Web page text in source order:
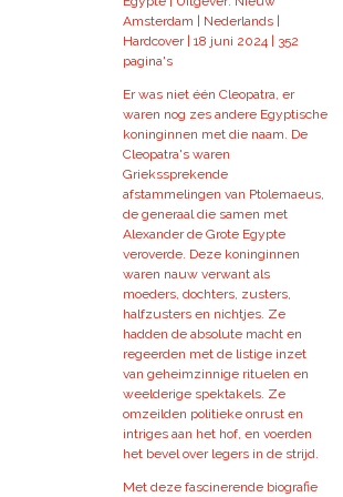
Amsterdam | Nederlands |
Hardcover | 18 juni 2024 | 352
pagina's
Er was niet één Cleopatra, er
waren nog zes andere Egyptische
koninginnen met die naam. De
Cleopatra's waren
Griekssprekende
afstammelingen van Ptolemaeus,
de generaal die samen met
Alexander de Grote Egypte
veroverde. Deze koninginnen
waren nauw verwant als
moeders, dochters, zusters,
halfzusters en nichtjes. Ze
hadden de absolute macht en
regeerden met de listige inzet
van geheimzinnige rituelen en
weelderige spektakels. Ze
omzeilden politieke onrust en
intriges aan het hof, en voerden
het bevel over legers in de strijd.
Met deze fascinerende biografie